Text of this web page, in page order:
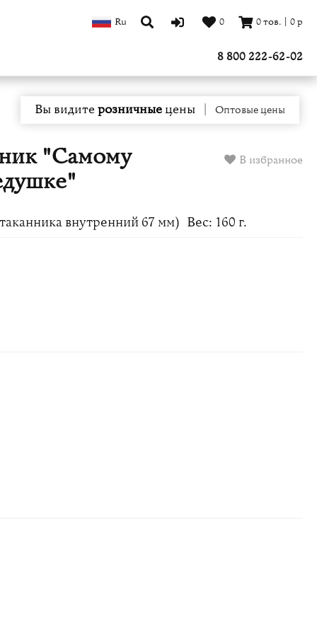
Ru 0 0тов. 0р
8 800 222-62-02
Вы видитерозничныецены Оптовые цены
В избранное
"Самому
внутренний 67 мм) Вес: 160 г.